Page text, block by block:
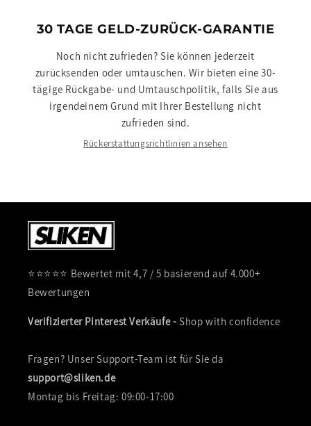
30 TAGE GELD-ZURÜCK-GARANTIE
Noch nicht zufrieden? Sie können jederzeit
zurücksenden oder umtauschen. Wir bieten eine 30-
tägige Rückgabe- und Umtauschpolitik, falls Sie aus
irgendeinem Grund mit Ihrer Bestellung nicht
zufrieden sind.
Rückerstattungsrichtlinien ansehen
⭐⭐⭐⭐⭐ Bewertet mit 4,7 / 5 basierend auf 4.000+
Bewertungen
Verifizierter Pinterest Verkäufe - Shop with confidence
Fragen? Unser Support-Team ist für Sie da
support@sliken.de
Montag bis Freitag: 09:00-17:00